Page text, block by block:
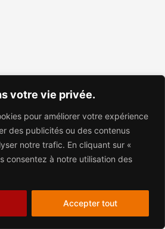
votre vie privée.
pour améliorer votre expérience
des publicités ou des contenus
notre trafic. En cliquant sur «
consentez à notre utilisation des
Accepter tout